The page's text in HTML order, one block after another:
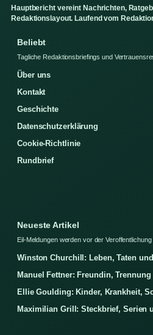
Hauptbericht vereint Nachrichten,
Redaktionslayout. Laufend vom
Beliebt
Tagliche Redaktionsbriefings und
Über uns
Kontakt
Geschichte
Datenschutzerklärung
Cookie-Richtlinie
Rundbrief
Neueste Artikel
Eil-Meldungen werden vor der
Winston Churchill: Leben, Taten
Manuel Fettner: Freundin,
Ellie Goulding: Kinder, Krankheit,
Maximilian Grill: Steckbrief, Serien